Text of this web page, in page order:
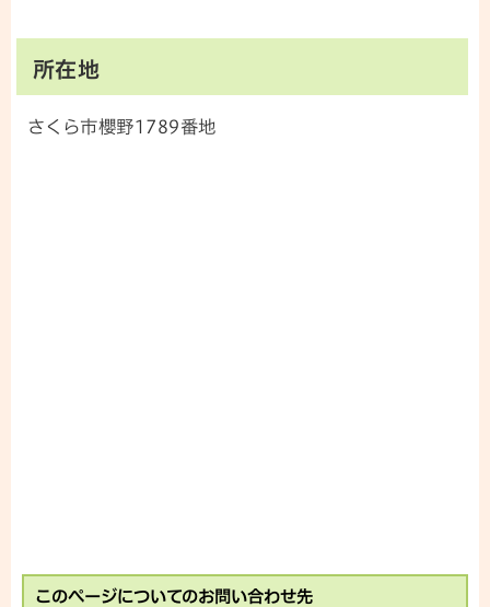
所在地
さくら市櫻野1789番地
このページについてのお問い合わせ先